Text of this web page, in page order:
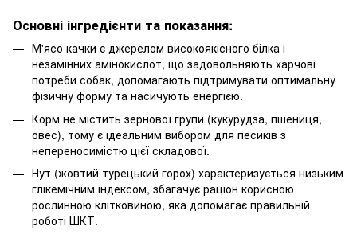
Основні інгредієнти та показання:
М'ясо качки є джерелом високоякісного білка і
незамінних амінокислот, що задовольняють харчові
потреби собак, допомагають підтримувати оптимальну
фізичну форму та насичують енергією.
Корм не містить зернової групи (кукурудза, пшениця,
овес), тому є ідеальним вибором для песиків з
непереносимістю цієї складової.
Нут (жовтий турецький горох) характеризується низьким
глікемічним індексом, збагачує раціон корисною
рослинною клітковиною, яка допомагає правильній
роботі ШКТ.